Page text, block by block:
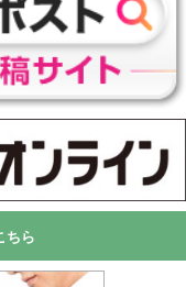
ちら